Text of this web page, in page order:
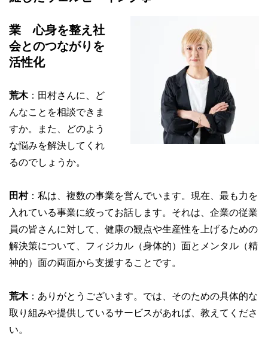
業 心身を整え社
会とのつながりを
活性化
荒木：田村さんに、ど
んなことを相談できま
すか。また、どのよう
な悩みを解決してくれ
るのでしょうか。
田村：私は、複数の事業を営んでいます。現在、最も力を
入れている事業に絞ってお話します。それは、企業の従業
員の皆さんに対して、健康の観点や生産性を上げるための
解決策について、フィジカル（身体的）面とメンタル（精
神的）面の両面から支援することです。
荒木：ありがとうございます。では、そのための具体的な
取り組みや提供しているサービスがあれば、教えてくださ
い。